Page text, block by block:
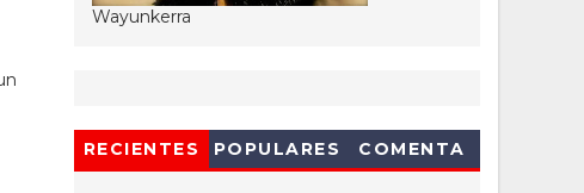
Wayunkerra
RECIENTES POPULARES COMENTA